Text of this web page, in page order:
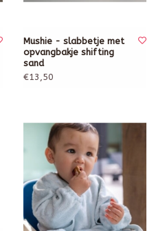
Mushie - slabbetje met
opvangbakje shifting
sand
€13,50